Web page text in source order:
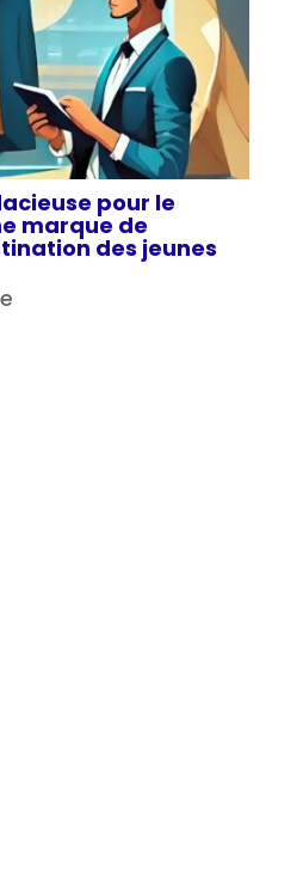
pour le
marque de
des jeunes